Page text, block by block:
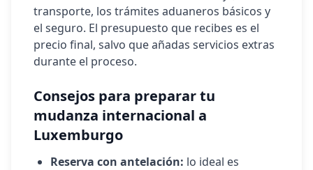
transporte, los trámites aduaneros básicos y
el seguro. El presupuesto que recibes es el
precio final, salvo que añadas servicios extras
durante el proceso.
Consejos para preparar tu
mudanza internacional a
Luxemburgo
Reserva con antelación: lo ideal es